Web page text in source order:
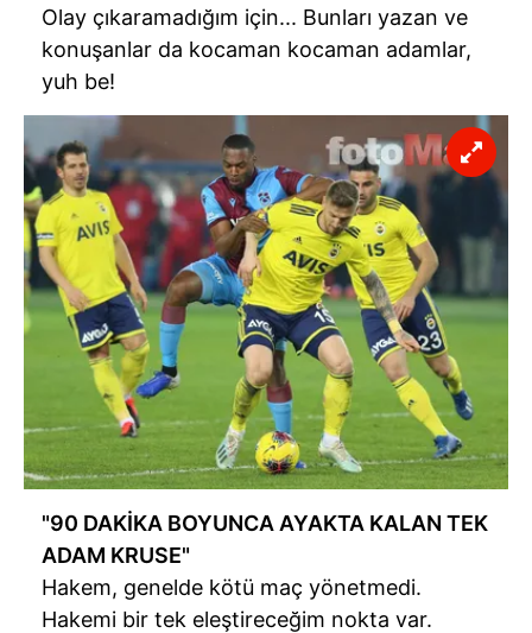
Olay çıkaramadığım için... Bunları yazan ve
konuşanlar da kocaman kocaman adamlar,
yuh be!
"90 DAKİKA BOYUNCA AYAKTA KALAN TEK
ADAM KRUSE"
Hakem, genelde kötü maç yönetmedi.
Hakemi bir tek eleştireceğim nokta var.